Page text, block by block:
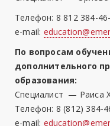
Телефон: 8 812 384-
e-mail:
По вопросам
дополнительного
образования:
Специалист — Раиса
Телефон: 8 (812) 384-
e-mail: